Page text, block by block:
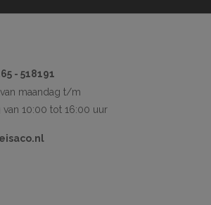
- 518191
maandag t/m
10:00 tot 16:00 uur